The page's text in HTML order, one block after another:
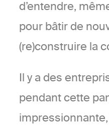
d’entendre,
pour bâtir de
(re)construire la
Il y a des
pendant cette